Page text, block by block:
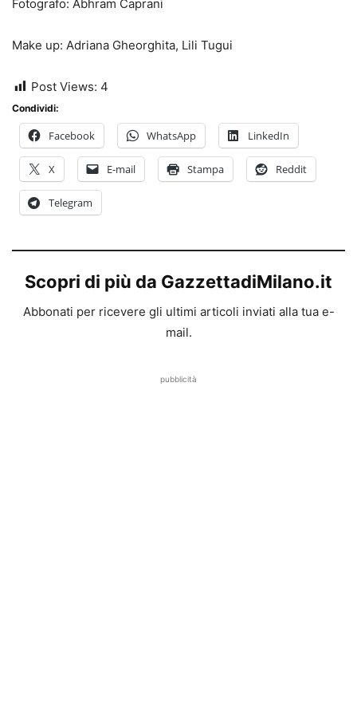
Fotografo: Abhram Caprani
Make up: Adriana Gheorghita, Lili Tugui
Post Views: 4
Condividi:
Facebook WhatsApp LinkedIn
X E-mail Stampa Reddit
Telegram
Scopri di più da GazzettadiMilano.it
Abbonati per ricevere gli ultimi articoli inviati alla tua e-
mail.
pubblicità